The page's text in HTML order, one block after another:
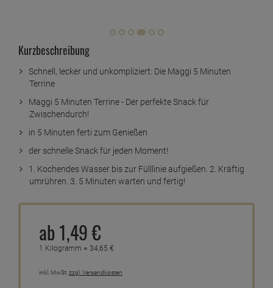
Kurzbeschreibung
Schnell, lecker und unkompliziert: Die Maggi 5 Minuten
Terrine
Maggi 5 Minuten Terrine - Der perfekte Snack für
Zwischendurch!
in 5 Minuten ferti zum Genießen
der schnelle Snack für jeden Moment!
1. Kochendes Wasser bis zur Fülllinie aufgießen. 2. Kräftig
umrühren. 3. 5 Minuten warten und fertig!
ab 1,49€
1 Kilogramm = 34,65 €
inkl. MwSt. zzgl. Versandkosten